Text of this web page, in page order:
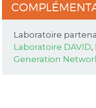
Laboratoire
Laboratoire DAVID,
Generation